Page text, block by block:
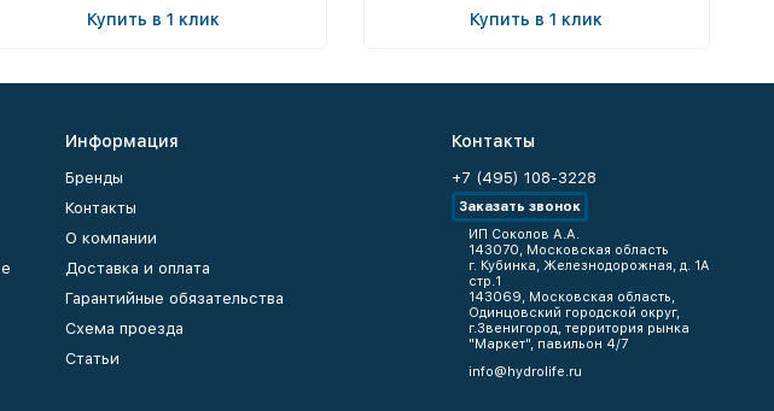
Купить в 1 клик Купить в 1 клик
Информация
Бренды
Контакты
О компании
Доставка и оплата
Гарантийные обязательства
Схема проезда
Статьи
Контакты
+7 (495) 108-3228
Заказать звонок
ИП Соколов А.А.
143070, Московская область
г. Кубинка, Железнодорожная, д. 1А
стр.1
143069, Московская область,
Одинцовский городской округ,
г.Звенигород, территория рынка
"Маркет", павильон 4/7
info@hydrolife.ru